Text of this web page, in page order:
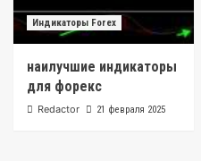
Индикаторы Forex
наилучшие индикаторы
для форекс
Redactor 21 февраля 2025